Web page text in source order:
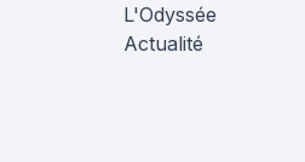
L'Odyssée
Actualité